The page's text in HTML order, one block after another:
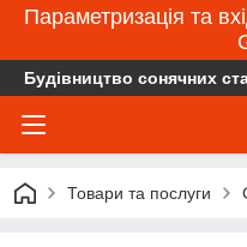
Параметризація та
Будівництво сонячних
Товари та послуги